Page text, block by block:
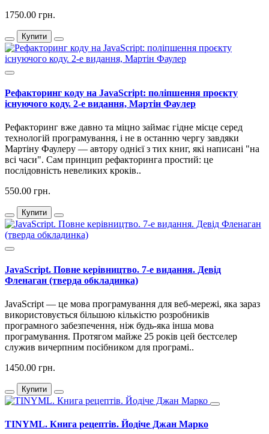
1750.00 грн.
Купити
Рефакторинг коду на JavaScript: поліпшення проєкту
існуючого коду. 2-е видання, Мартін Фаулер
Рефакторинг вже давно та міцно займає гідне місце серед
технологій програмування, і не в останню чергу завдяки
Мартіну Фаулеру — автору однієї з тих книг, які написані "на
всі часи". Сам принцип рефакторинга простий: це
послідовність невеликих кроків..
550.00 грн.
Купити
JavaScript. Повне керівництво. 7-е видання. Девід
Фленаган (тверда обкладинка)
JavaScript — це мова програмування для веб-мережі, яка зараз
використовується більшою кількістю розробників
програмного забезпечення, ніж будь-яка інша мова
програмування. Протягом майже 25 років цей бестселер
служив вичерпним посібником для програмі..
1450.00 грн.
Купити
TINYML. Книга рецептів. Йодіче Джан Марко